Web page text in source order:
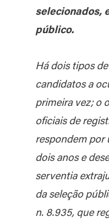
selecionados,
público.
Há dois tipos
candidatos a
primeira vez; o
oficiais de
respondem por
dois anos e
serventia
da seleção
n. 8.935, que